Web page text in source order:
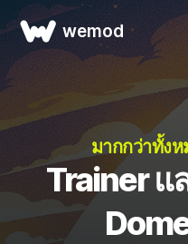
wemod
มากกว่าทั้ง
Trainer แ